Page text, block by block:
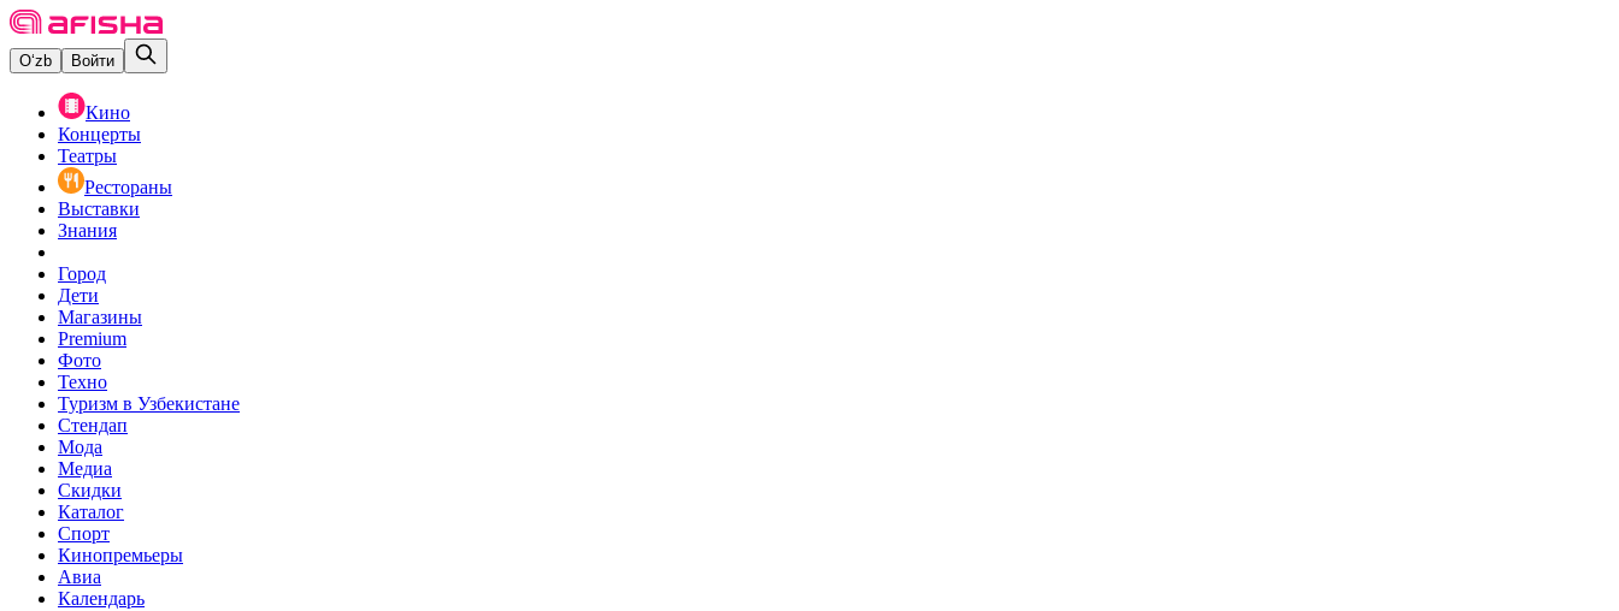
O‘zb Войти
Кино
Концерты
Театры
Рестораны
Выставки
Знания
Город
Дети
Магазины
Premium
Фото
Техно
Туризм в Узбекистане
Стендап
Мода
Медиа
Скидки
Каталог
Спорт
Кинопремьеры
Авиа
Календарь